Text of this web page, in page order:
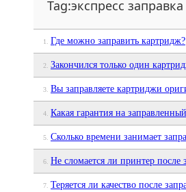
Tag:экспресс заправка
1. Где можно заправить картридж?
2. Закончился только один
3. Вы заправляете картриджи
4. Какая гарантия на
5. Сколько времени занимает
6. Не сломается ли принтер после
7. Теряется ли качество после